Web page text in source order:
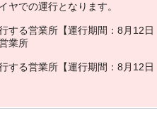
イヤでの運行と な り ます。
する営業所 【運行期間 ： 8 月 1 2日
業所
する営業所 【運行期間 ： 8 月 1 2日